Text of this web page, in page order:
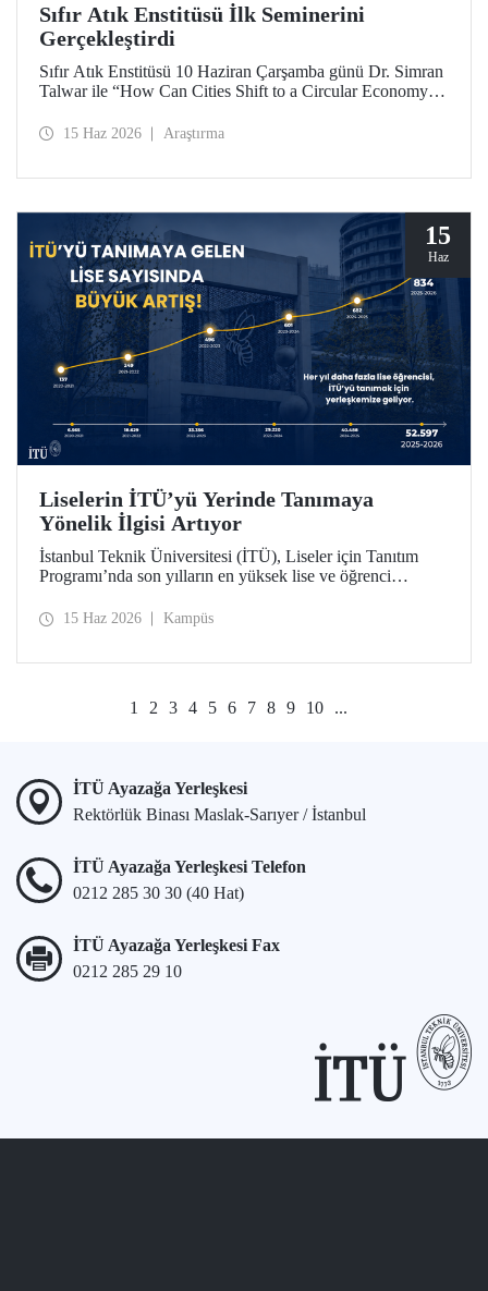
Sıfır Atık Enstitüsü İlk Seminerini
Gerçekleştirdi
Sıfır Atık Enstitüsü 10 Haziran Çarşamba günü Dr. Simran
Talwar ile “How Can Cities Shift to a Circular Economy? -
başlıklı seminerini verdi.
15 Haz 2026 Araştırma
15
Haz
Liselerin İTÜ’yü Yerinde Tanımaya
Yönelik İlgisi Artıyor
İstanbul Teknik Üniversitesi (İTÜ), Liseler için Tanıtım
Programı’nda son yılların en yüksek lise ve öğrenci
liseden 52.597 öğrenci İTÜ’yü yakından tanıdı.
15 Haz 2026 Kampüs
1 2 3 4 5 6 7 8 9 10 ...
İTÜ Ayazağa Yerleşkesi
Rektörlük Binası Maslak-Sarıyer / İstanbul
İTÜ Ayazağa Yerleşkesi Telefon
0212 285 30 30 (40 Hat)
İTÜ Ayazağa Yerleşkesi Fax
0212 285 29 10